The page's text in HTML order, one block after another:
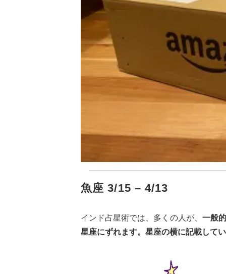
魚座 3/15 – 4/13
インド占星術では、多くの人が、 一般
星座にずれます。星座の横に記載して